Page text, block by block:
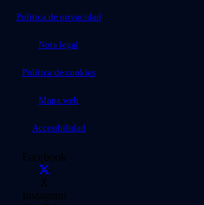
Política de privacidad
Nota legal
Política de cookies
Mapa web
Accesibilidad
Facebook
X
Instagram